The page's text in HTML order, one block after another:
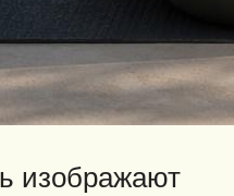
изображают